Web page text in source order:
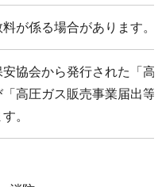
が係る場合があります。
協会から発行された「高
高圧ガス販売事業届出等
。